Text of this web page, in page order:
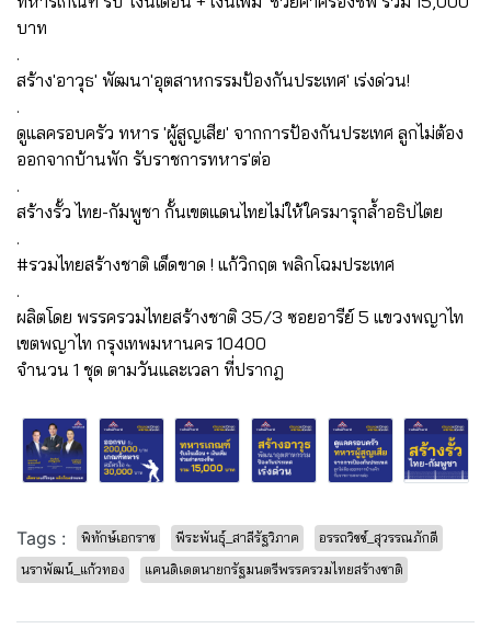
บาท
.
สร้าง'อาวุธ' พัฒนา'อุตสาหกรรมป้องกันประเทศ' เร่งด่วน!
.
ดูแลครอบครัว ทหาร 'ผู้สูญเสีย' จากการป้องกันประเทศ ลูกไม่ต้อง
ออกจากบ้านพัก รับราชการทหาร'ต่อ
.
สร้างรั้ว ไทย-กัมพูชา กั้นเขตแดนไทยไม่ให้ใครมารุกล้ำอธิปไตย
.
#รวมไทยสร้างชาติ เด็ดขาด ! แก้วิกฤต พลิกโฉมประเทศ
.
ผลิตโดย พรรครวมไทยสร้างชาติ 35/3 ซอยอารีย์ 5 แขวงพญาไท
เขตพญาไท กรุงเทพมหานคร 10400
จำนวน 1 ชุด ตามวันและเวลา ที่ปรากฎ
Tags : พิทักษ์เอกราช พีระพันธุ์_สาลีรัฐวิภาค
อรรถวิชช์_สุวรรณภักดี
นราพัฒน์_แก้วทอง
แคนดิเดตนายกรัฐมนตรีพรรครวมไทยสร้างชาติ